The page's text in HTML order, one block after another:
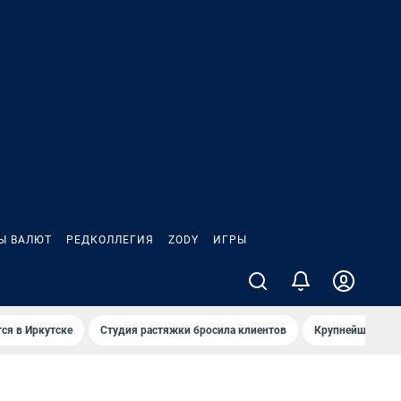
ВАЛЮТ РЕДКОЛЛЕГИЯ ZODY ИГРЫ
в Иркутске Студия растяжки бросила клиентов Крупнейшие